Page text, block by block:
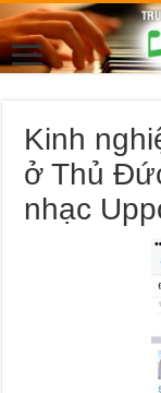
Kinh
ở Thủ
nhạc